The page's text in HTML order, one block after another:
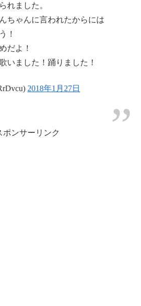
れました。
ちゃんに言われたからには
！
だよ！
いました！踊りました！
2018年1月27日
ポンサーリンク